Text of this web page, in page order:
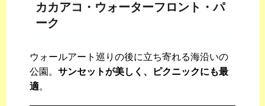
カカアコ・ウォーターフロント・パ
ーク
ウォールアート巡りの後に立ち寄れる海沿いの
公園。 サンセットが美しく、ピクニックにも最
適。